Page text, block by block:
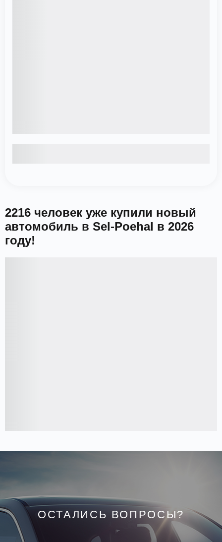
2216 человек уже купили новый
автомобиль в Sel-Poehal в 2026
году!
ОСТАЛИСЬ ВОПРОСЫ?